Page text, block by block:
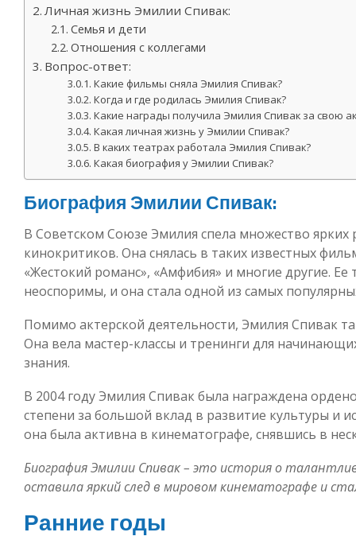
Личная жизнь Эмилии Спивак:
Семья и дети
Отношения с коллегами
Вопрос-ответ:
Какие фильмы сняла Эмилия Спивак?
Когда и где родилась Эмилия Спивак?
Какие награды получила Эмилия Спивак за свою
Какая личная жизнь у Эмилии Спивак?
В каких театрах работала Эмилия Спивак?
Какая биография у Эмилии Спивак?
Биография Эмилии Спивак:
В Советском Союзе Эмилия спела множество ярких
кинокритиков. Она снялась в таких известных
«Жестокий романс», «Амфибия» и многие другие.
неоспоримы, и она стала одной из самых
Помимо актерской деятельности, Эмилия Спивак
Она вела мастер-классы и тренинги для
знания.
В 2004 году Эмилия Спивак была награждена
степени за большой вклад в развитие культуры и
она была активна в кинематографе, снявшись в
Биография Эмилии Спивак – это история о
оставила яркий след в мировом кинематографе и
Ранние годы